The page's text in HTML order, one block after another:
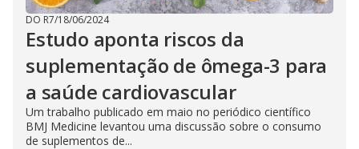
DO R7/18/06/2024
Estudo aponta riscos da
suplementação de ômega-3 para
a saúde cardiovascular
Um trabalho publicado em maio no periódico científico
BMJ Medicine levantou uma discussão sobre o consumo
de suplementos de...